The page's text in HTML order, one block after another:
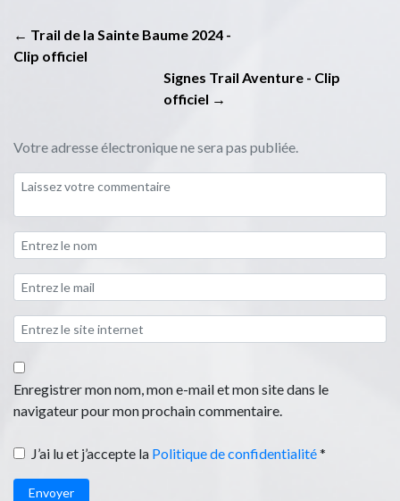
← Trail de la Sainte Baume 2024 -
Clip officiel
Signes Trail Aventure - Clip
officiel →
Votre adresse électronique ne sera pas publiée.
Enregistrer mon nom, mon e-mail et mon site dans le
navigateur pour mon prochain commentaire.
J’ai lu et j’accepte la Politique de confidentialité*
Envoyer